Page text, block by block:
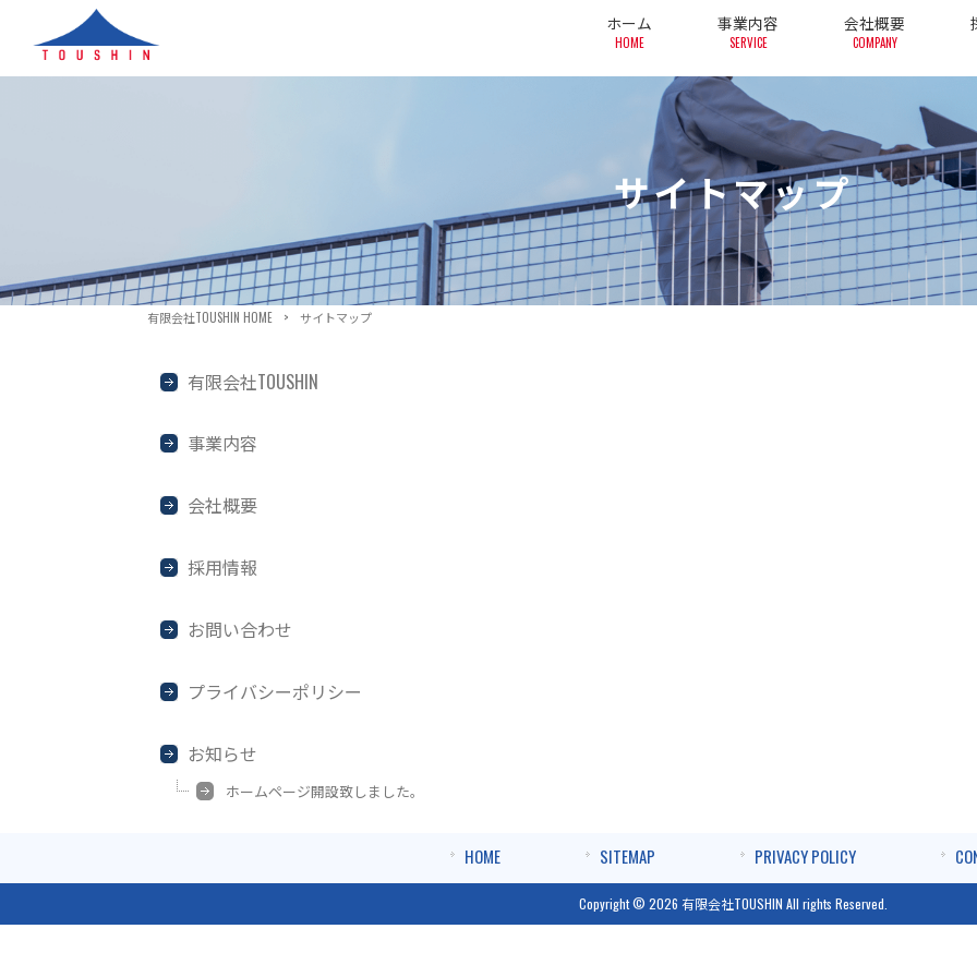
ホーム
HOME
事業内容
SERVICE
会社概要
COMPANY
サイトマップ
有限会社TOUSHIN HOME > サイトマップ
有限会社TOUSHIN
事業内容
会社概要
採用情報
お問い合わせ
プライバシーポリシー
お知らせ
ホームページ開設致しました。
HOME SITEMAP PRIVACY POLICY
Copyright © 2026 有限会社TOUSHIN All rights Reserved.